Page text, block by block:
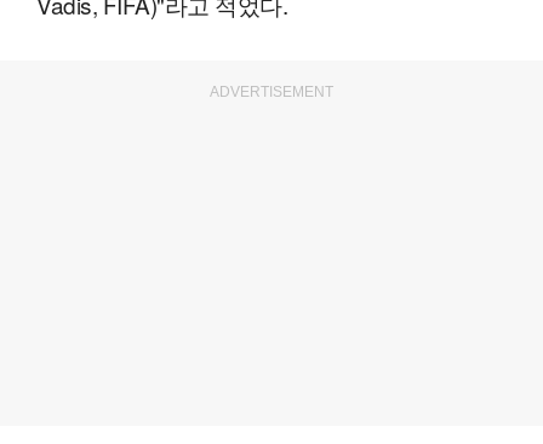
ADVERTISEMENT